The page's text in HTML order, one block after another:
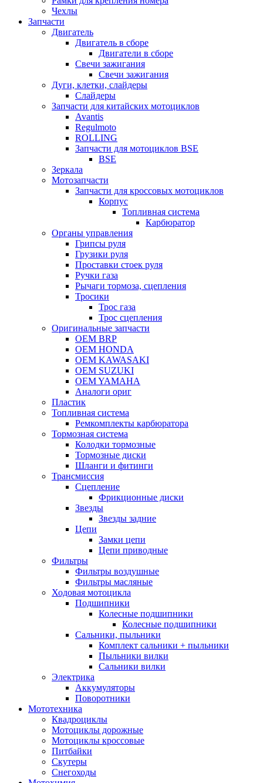
Чехлы
Запчасти
Двигатель
Двигатель в сборе
Двигатели в сборе
Свечи зажигания
Свечи зажигания
Дуги, клетки, слайдеры
Слайдеры
Запчасти для китайских мотоциклов
Avantis
Regulmoto
ROLLING
Запчасти для мотоциклов BSE
BSE
Зеркала
Мотозапчасти
Запчасти для кроссовых мотоциклов
Корпус
Топливная система
Карбюратор
Органы управления
Грипсы руля
Грузики руля
Проставки стоек руля
Ручки газа
Рычаги тормоза, сцепления
Тросики
Трос газа
Трос сцепления
Оригинальные запчасти
OEM BRP
OEM HONDA
OEM KAWASAKI
OEM SUZUKI
OEM YAMAHA
Аналоги ориг
Пластик
Топливная система
Ремкомплекты карбюратора
Тормозная система
Колодки тормозные
Тормозные диски
Шланги и фитинги
Трансмиссия
Cцепление
Фрикционные диски
Звезды
Звезды задние
Цепи
Замки цепи
Цепи приводные
Фильтры
Фильтры воздушные
Фильтры масляные
Ходовая мотоцикла
Подшипники
Колесные подшипники
Колесные подшипники
Сальники, пыльники
Комплект сальники + пыльники
Пыльники вилки
Сальники вилки
Электрика
Аккумуляторы
Поворотники
Мототехника
Квадроциклы
Мотоциклы дорожные
Мотоциклы кроссовые
Питбайки
Скутеры
Снегоходы